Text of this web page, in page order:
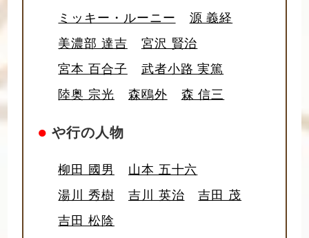
ミッキー・ルーニー
源 義経
美濃部 達吉
宮沢 賢治
宮本 百合子
武者小路 実篤
陸奥 宗光
森鴎外 森 信三
● や行の人物
柳田 國男
山本 五十六
湯川 秀樹
吉川 英治
吉田 茂
吉田 松陰